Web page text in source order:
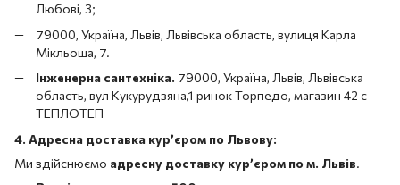
Любові, 3;
79000, Україна, Львів, Львівська область, вулиця Карла
Мікльоша, 7.
Інженерна сантехніка. 79000, Україна, Львів, Львівська
область, вул Кукурудзяна,1 ринок Торпедо, магазин 42 с
ТЕПЛОТЕП
4. Адресна доставка кур’єром по Львову:
Ми здійснюємо адресну доставку кур’єром по м. Львів.